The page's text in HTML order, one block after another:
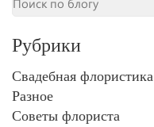
Рубрики
Свадебная флористика
Разное
Советы флориста